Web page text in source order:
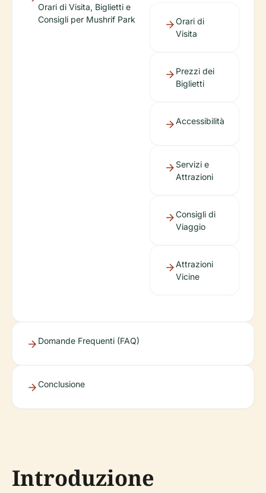
Orari di Visita, Biglietti e
Consigli per Mushrif Park
Orari di
Visita
Prezzi dei
Biglietti
Accessibilità
Servizi e
Attrazioni
Consigli di
Viaggio
Attrazioni
Vicine
Domande Frequenti (FAQ)
Conclusione
Introduzione